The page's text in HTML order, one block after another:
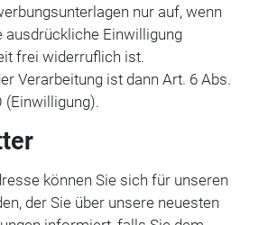
nur auf, wenn
ausdrückliche Einwilligung
frei widerruflich ist.
Verarbeitung ist dann Art. 6 Abs.
(Einwilligung).
können Sie sich für unseren
der Sie über unsere neuesten